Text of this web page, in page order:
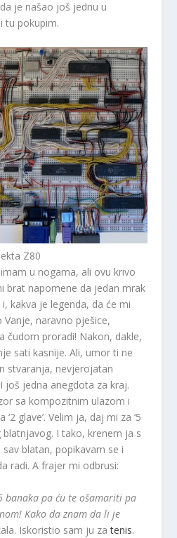
je našao još jednu u
tu pokupim.
Z80
u nogama, ali ovu krivo
brat napomene da jedan mrak
kakva je legenda, da će mi
naravno pješice,
čudom proradi! Nakon, dakle,
sati kasnije. Ali, umor ti ne
stvaranja, nevjerojatan
još jedna anegdota za kraj.
sa kompozitnim ulazom i
glave’. Velim ja, daj mi za ‘5
blatnjavog. I tako, krenem ja s
blatan, popikavam se i
radi. A frajer mi odbrusi:
banaka pa ću te ošamariti pa
Kako da znam da li je
Iskoristio sam ju zatenis.